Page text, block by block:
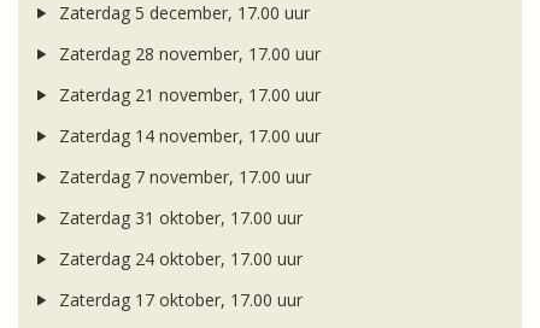
Zaterdag 5 december, 17.00 uur
Zaterdag 28 november, 17.00 uur
Zaterdag 21 november, 17.00 uur
Zaterdag 14 november, 17.00 uur
Zaterdag 7 november, 17.00 uur
Zaterdag 31 oktober, 17.00 uur
Zaterdag 24 oktober, 17.00 uur
Zaterdag 17 oktober, 17.00 uur